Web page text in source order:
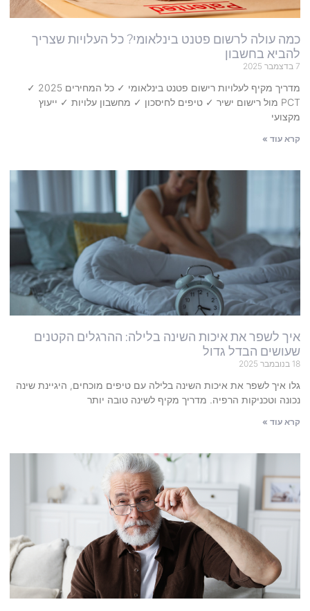
כמה עולה לרשום פטנט בינלאומי? כל העלויות שצריך
להביא בחשבון
7 בדצמבר 2025
מדריך מקיף לעלויות רישום פטנט בינלאומי ✓ כל המחירים 2025 ✓
PCT מול רישום ישיר ✓ טיפים לחיסכון ✓ מחשבון עלויות ✓ ייעוץ
מקצועי
קרא עוד »
איך לשפר את איכות השינה בלילה: ההרגלים הקטנים
שעושים הבדל גדול
18 בנובמבר 2025
גלו איך לשפר את איכות השינה בלילה עם טיפים מוכחים, היגיינת שינה
נכונה וטכניקות הרפיה. מדריך מקיף לשינה טובה יותר
קרא עוד »